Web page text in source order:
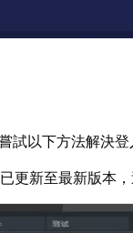
試以下方法解決登
更新至最新版本